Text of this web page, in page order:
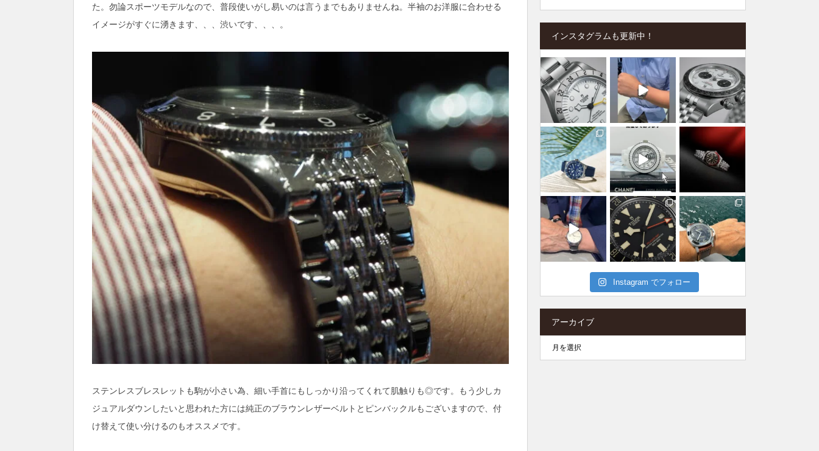
た。勿論スポーツモデルなので、普段使いがし易いのは言うまでもありませんね。半袖のお洋服に合わせる
イメージがすぐに湧きます、、、渋いです、、、。
ステンレスブレスレットも駒が小さい為、細い手首にもしっかり沿ってくれて肌触りも◎です。もう少しカ
ジュアルダウンしたいと思われた方には純正のブラウンレザーベルトとピンバックルもございますので、付
け替えて使い分けるのもオススメです。
インスタグラムも更新中！
Instagram でフォロー
アーカイブ